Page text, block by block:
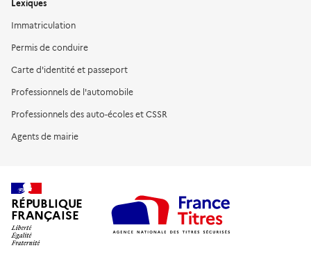
Lexiques
Immatriculation
Permis de conduire
Carte d'identité et passeport
Professionnels de l'automobile
Professionnels des auto-écoles et CSSR
Agents de mairie
RÉPUBLIQUE
FRANÇAISE